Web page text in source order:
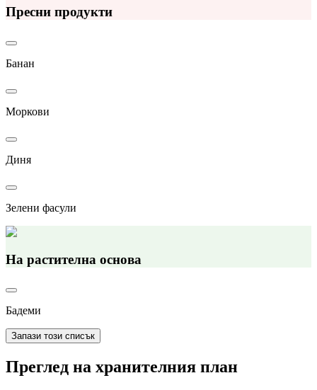
Пресни продукти
Банан
Моркови
Диня
Зелени фасули
На растителна основа
Бадеми
Запази този списък
Преглед на хранителния план